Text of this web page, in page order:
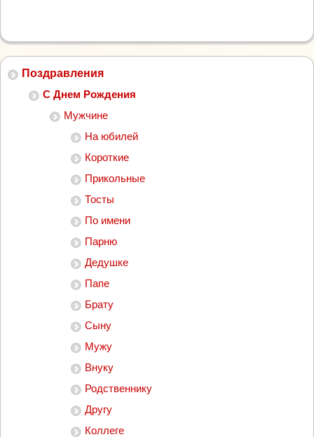
Поздравления
С Днем Рождения
Мужчине
На юбилей
Короткие
Прикольные
Тосты
По имени
Парню
Дедушке
Папе
Брату
Сыну
Мужу
Внуку
Родственнику
Другу
Коллеге